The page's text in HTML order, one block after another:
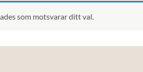
som motsvarar ditt val.